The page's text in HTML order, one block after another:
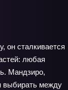
он сталкивается
любая
Мандзиро,
выбирать между